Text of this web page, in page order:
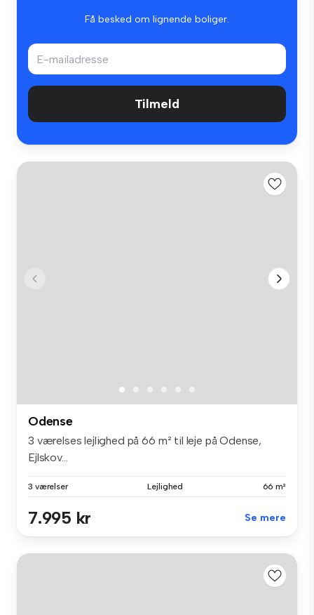
Få besked om lignende boliger.
Tilmeld
Odense
3 værelses lejlighed på 66 m² til leje på Odense,
Ejlskov...
3 værelser Lejlighed 66 m²
7.995 kr Se mere